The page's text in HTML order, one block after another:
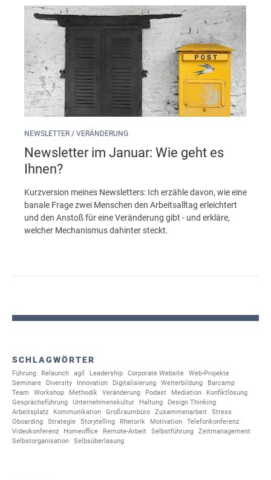
NEWSLETTER / VERÄNDERUNG
Newsletter im Januar: Wie geht es
Ihnen?
Kurzversion meines Newsletters: Ich erzähle davon, wie eine
banale Frage zwei Menschen den Arbeitsalltag erleichtert
und den Anstoß für eine Veränderung gibt - und erkläre,
welcher Mechanismus dahinter steckt.
SCHLAGWÖRTER
Führung Relaunch agil Leadership Corporate Website
Web-Projekte
Seminare
Diversity Innovation Digitalisierung Weiterbildung
Barcamp
Team
Workshop Methodik Veränderung Podast Mediation
Konfiktlösung
Gesprächsführung
Unternehmenskultur Haltung
Design Thinking
Arbeitsplatz
Kommunikation Großraumbüro Zusammenarbeit
Stress
Oboarding
Strategie Storytelling Rhetorik Motivation
Telefonkonferenz
Videokonferenz
Homeoffice Remote-Arbeit Selbstführung
Zeitmanagement
Selbstorganisation
Selbsüberlasung